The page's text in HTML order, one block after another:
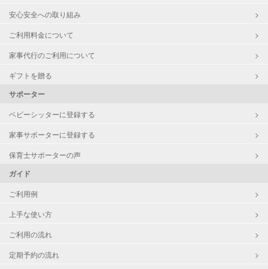
安心安全への取り組み
ご利用料金について
家事代行のご利用について
ギフトを贈る
サポーター
ベビーシッターに登録する
家事サポーターに登録する
保育士サポーターの声
ガイド
ご利用例
上手な使い方
ご利用の流れ
定期予約の流れ